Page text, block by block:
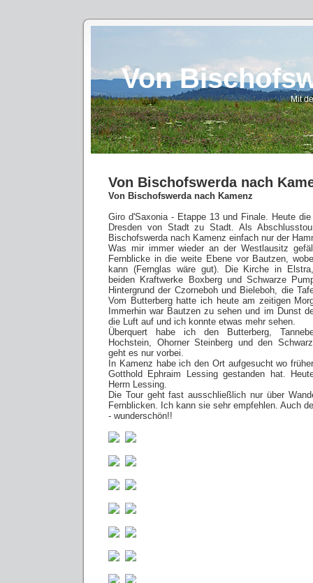
Von
Mit
Von Bischofswerda nach
Von Bischofswerda nach Kamenz
Giro d'Saxonia - Etappe 13 und Finale. Heute
Dresden von Stadt zu Stadt. Als
Bischofswerda nach Kamenz einfach nur der
Was mir immer wieder an der Westlausitz
Fernblicke in die weite Ebene vor Bautzen,
kann (Fernglas wäre gut). Die Kirche in
beiden Kraftwerke Boxberg und Schwarze
Hintergrund der Czorneboh und Bieleboh, die
Vom Butterberg hatte ich heute am zeitigen
Immerhin war Bautzen zu sehen und im Dunst
die Luft auf und ich konnte etwas mehr sehen.
Überquert habe ich den Butterberg,
Hochstein, Ohorner Steinberg und den
geht es nur vorbei.
In Kamenz habe ich den Ort aufgesucht wo
Gotthold Ephraim Lessing gestanden hat.
Herrn Lessing.
Die Tour geht fast ausschließlich nur über
Fernblicken. Ich kann sie sehr empfehlen. Auch
- wunderschön!!